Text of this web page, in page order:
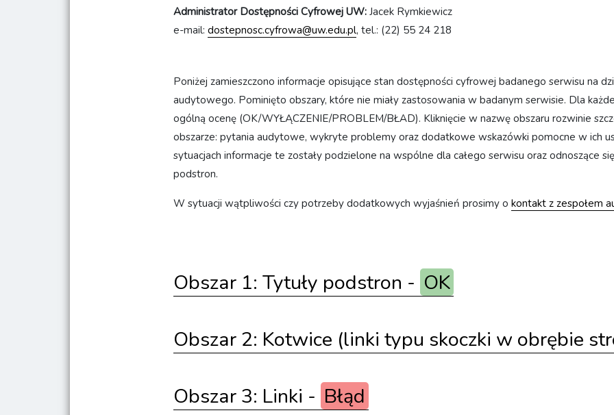
Administrator Dostępności Cyfrowej UW: Jacek Rymkiewicz
e-mail: dostepnosc.cyfrowa@uw.edu.pl, tel.: (22) 55 24 218
Poniżej zamieszczono informacje opisujące stan dostępności cyfrowej badanego serwisu na
audytowego. Pominięto obszary, które nie miały zastosowania w badanym serwisie. Dla
ogólną ocenę (OK/WYŁĄCZENIE/PROBLEM/BŁAD). Kliknięcie w nazwę obszaru rozwinie
obszarze: pytania audytowe, wykryte problemy oraz dodatkowe wskazówki pomocne w ich
sytuacjach informacje te zostały podzielone na wspólne dla całego serwisu oraz odnoszące
podstron.
W sytuacji wątpliwości czy potrzeby dodatkowych wyjaśnień prosimy o kontakt z zespołem
Obszar 1: Tytuły podstron - OK
Obszar 2: Kotwice (linki typu skoczki w obrębie
Obszar 3: Linki - Błąd